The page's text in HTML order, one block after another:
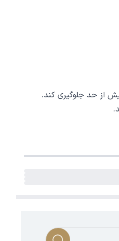
از حد جلوگیری کند.